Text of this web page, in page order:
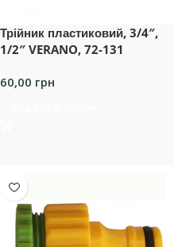
Трійник пластиковий, 3/4″,
1/2″ VERANO, 72-131
60,00 грн